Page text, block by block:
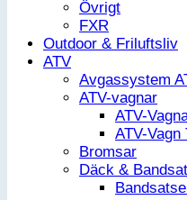
Övrigt
FXR
Outdoor & Friluftsliv
ATV
Avgassystem
ATV-vagnar
ATV-
ATV-Vagn
Bromsar
Däck &